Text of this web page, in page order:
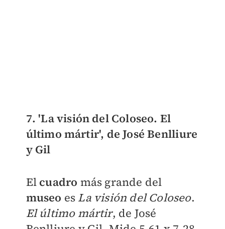
7. 'La visión del Coloseo. El
último mártir', de José Benlliure
y Gil
El cuadro más grande del
museo es La visión del Coloseo.
El último mártir, de José